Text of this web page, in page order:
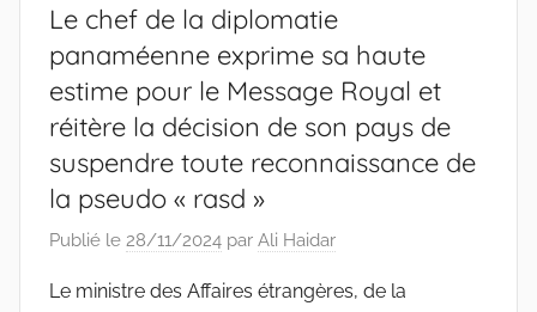
Le chef de la diplomatie
panaméenne exprime sa haute
estime pour le Message Royal et
réitère la décision de son pays de
suspendre toute reconnaissance de
la pseudo « rasd »
Publié le 28/11/2024 par Ali Haidar
Le ministre des Affaires étrangères, de la